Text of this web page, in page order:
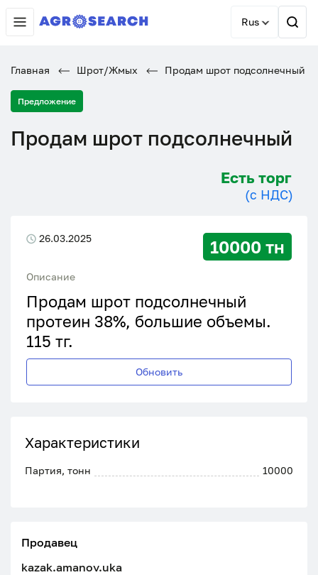
Rus
Главная Шрот/Жмых Продам шрот подсолнечный
Предложение
Продам шрот подсолнечный
Есть торг
(с НДС)
26.03.2025 10000 тн
Описание
Продам шрот подсолнечный
протеин 38%, большие объемы.
115 тг.
Обновить
Характеристики
Партия, тонн 10000
Продавец
kazak.amanov.uka